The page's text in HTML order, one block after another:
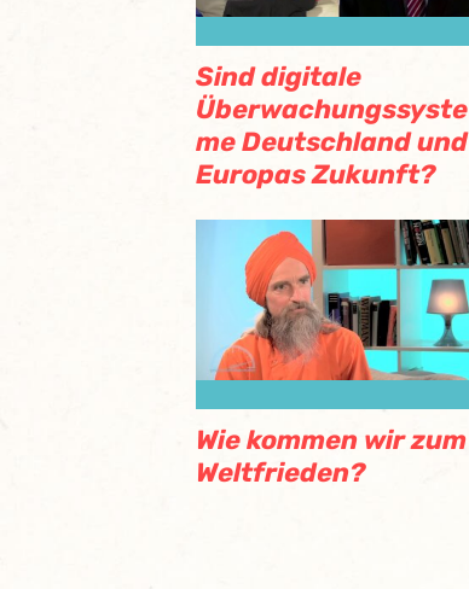
Sind digitale
Überwachungssyste
me Deutschland und
Europas Zukunft?
Wie kommen wir zum
Weltfrieden?